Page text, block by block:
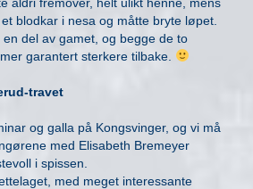
blodkar i nesa og måtte bryte løpet.
del av gamet, og begge de to
garantert sterkere tilbake.
travet
og galla på Kongsvinger, og vi må
med Elisabeth Bremeyer
i spissen.
med meget interessante